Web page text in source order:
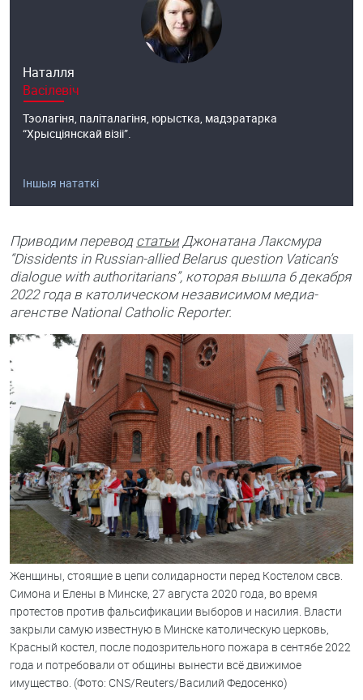
Наталля
Васілевіч
Тэолагіня, паліталагіня, юрыстка, мадэратарка
“Хрысціянскай візіі”.
Іншыя нататкі
Приводим переводстатьиДжонатана Лаксмура
“Dissidents in Russian-allied Belarus question Vatican’s
dialogue with authoritarians”, которая вышла 6 декабря
2022 года в католическом независимом медиа-
агенстве National Catholic Reporter.
Женщины, стоящие в цепи солидарности перед Костелом свсв.
Симона и Елены в Минске, 27 августа 2020 года, во время
протестов против фальсификации выборов и насилия. Власти
закрыли самую известную в Минске католическую церковь,
Красный костел, после подозрительного пожара в сентябе 2022
года и потребовали от общины вынести всё движимое
имущество. (Фото: CNS/Reuters/Василий Федосенко)